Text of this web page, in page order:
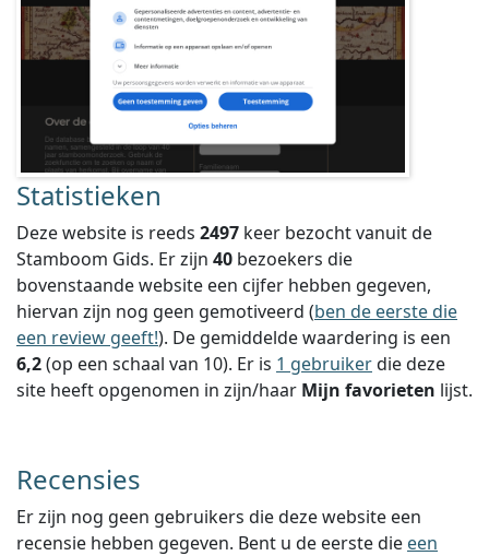
Statistieken
Deze website is reeds 2497 keer bezocht vanuit de
Stamboom Gids. Er zijn 40 bezoekers die
bovenstaande website een cijfer hebben gegeven,
hiervan zijn nog geen gemotiveerd (ben de eerste die
een review geeft!). De gemiddelde waardering is een
6,2(op een schaal van 10). Er is 1 gebruikerdie deze
site heeft opgenomen in zijn/haar Mijn favorieten lijst.
Recensies
Er zijn nog geen gebruikers die deze website een
recensie hebben gegeven. Bent u de eerste die een